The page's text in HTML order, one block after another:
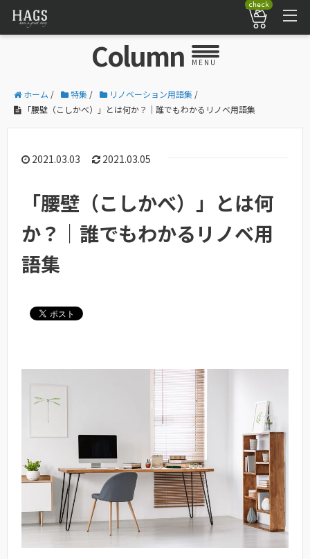
check
Column MENU
ホーム / 特集 / リノベーション用語集 /
「腰壁（こしかべ）」とは何か？｜誰でもわかるリノベ用語集
2021.03.03 2021.03.05
「腰壁（こしかべ）」とは何
か？｜誰でもわかるリノベ用
語集